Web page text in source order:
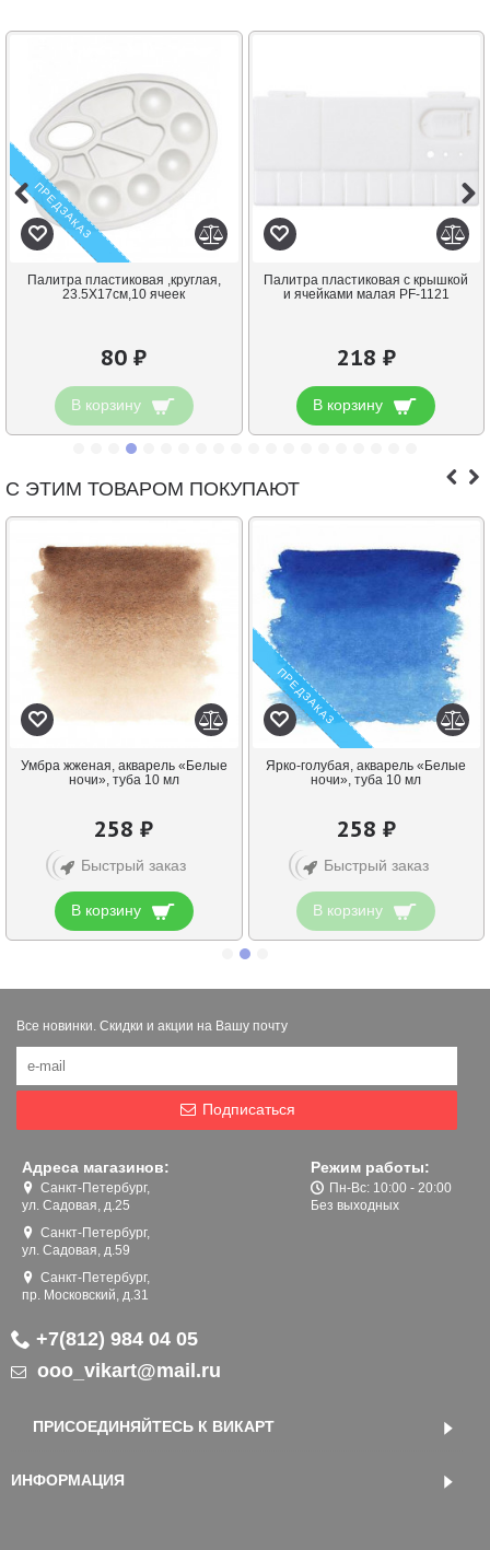
ПРЕДЗАКАЗ
Палитра пластиковая ,круглая,
23.5X17см,10 ячеек
80 ₽
В корзину
Палитра пластиковая с крышкой
и ячейками малая PF-1121
218 ₽
В корзину
С ЭТИМ ТОВАРОМ ПОКУПАЮТ
Умбра жженая, акварель «Белые
ночи», туба 10 мл
258 ₽
Быстрый заказ
В корзину
ПРЕДЗАКАЗ
Ярко-голубая, акварель «Белые
ночи», туба 10 мл
258 ₽
Быстрый заказ
В корзину
Все новинки. Скидки и акции на Вашу почту
Подписаться
Адреса магазинов:
Санкт-Петербург,
ул. Садовая, д.25
Санкт-Петербург,
ул. Садовая, д.59
Санкт-Петербург,
пр. Московский, д.31
Режим работы:
Пн-Вс: 10:00 - 20:00
Без выходных
+7(812) 984 04 05
ooo_vikart@mail.ru
ПРИСОЕДИНЯЙТЕСЬ К ВИКАРТ
ИНФОРМАЦИЯ